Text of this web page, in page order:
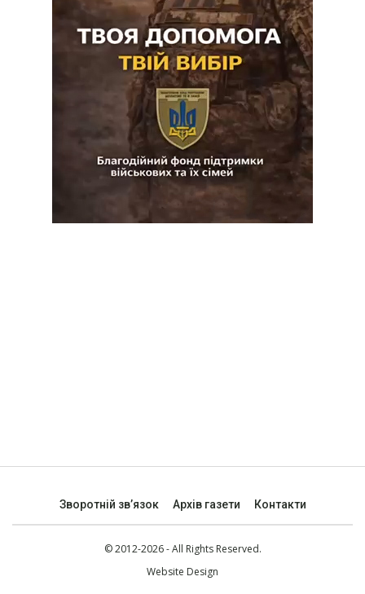
Зворотній зв’язок Архів газети Контакти
© 2012-2026 - All Rights Reserved.
Website Design